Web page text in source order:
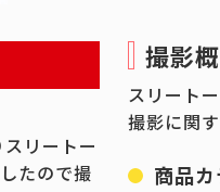
リートー
たので撮
撮影
スリート
撮影に関す
商品